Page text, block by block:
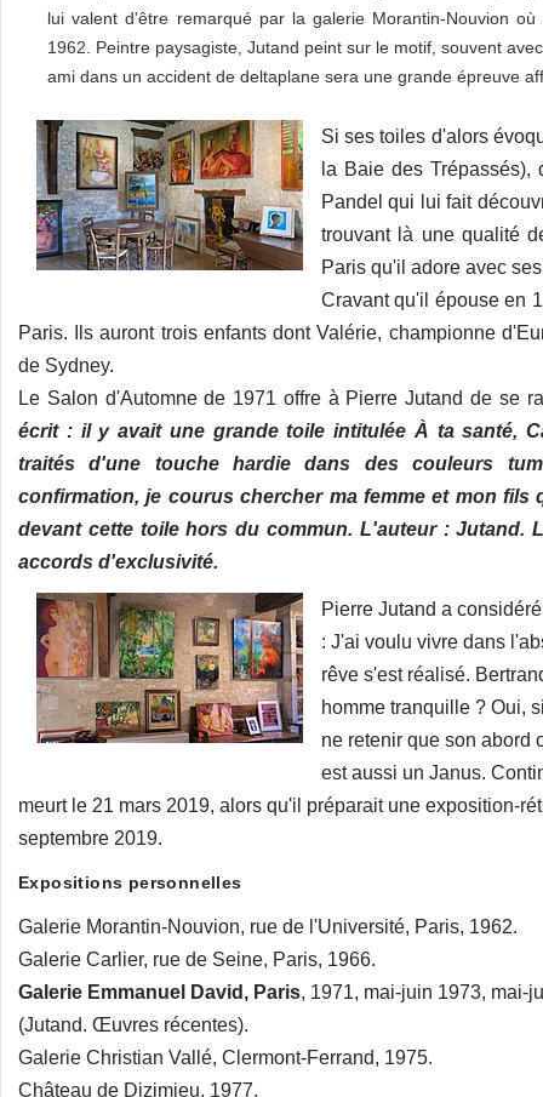
lui valent d'être remarqué par la galerie Morantin-Nouvion
1962. Peintre paysagiste, Jutand peint sur le motif, souvent
ami dans un accident de deltaplane sera une grande épreuve
Si ses toiles d'alors
la Baie des
Pandel qui lui fait
trouvant là une qualité
Paris qu'il adore avec
Cravant qu'il épouse en
Paris. Ils auront trois enfants dont Valérie, championne
de Sydney.
Le Salon d'Automne de 1971 offre à Pierre Jutand de se
écrit : il y avait une grande toile intitulée À ta santé,
traités d'une touche hardie dans des couleurs
confirmation, je courus chercher ma femme et mon
devant cette toile hors du commun. L'auteur : Jutand.
accords d'exclusivité.
Pierre Jutand a
: J'ai voulu vivre dans
rêve s'est réalisé.
homme tranquille ? Oui,
ne retenir que son abord
est aussi un Janus.
meurt le 21 mars 2019, alors qu'il préparait une exposition-
septembre 2019.
Expositions personnelles
Galerie Morantin-Nouvion, rue de l'Université, Paris, 1962.
Galerie Carlier, rue de Seine, Paris, 1966.
Galerie Emmanuel David, Paris, 1971, mai-juin 1973, mai-
(Jutand. Œuvres récentes).
Galerie Christian Vallé, Clermont-Ferrand, 1975.
Château de Dizimieu, 1977.